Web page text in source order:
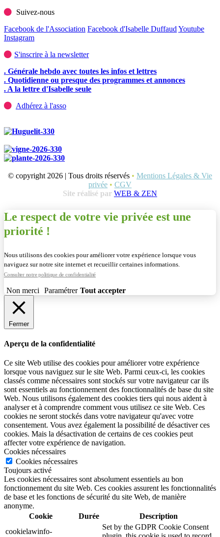
Suivez-nous
Facebook de l'Association Facebook d'Isabelle Duffaud Youtube
Instagram
S'inscrire à la newsletter
. Générale hebdo avec toutes les infos et lettres
. Quotidienne ou presque des programmes et annonces
. A la lettre d'Isabelle seule
Adhérez à l'asso
© copyright 2026 | Tous droits réservés • Mentions Légales & Vie
privée • CGV
Site réalisé par WEB & ZEN
Le respect de votre vie privée est une
priorité !
Nous utilisons des cookies pour améliorer votre expérience lorsque vous
naviguez sur notre site internet et recueillir certaines informations.
Consulter notre politique de confidentialité
Non merci Paramétrer Tout accepter
Fermer
Aperçu de la confidentialité
Ce site Web utilise des cookies pour améliorer votre expérience
lorsque vous naviguez sur le site Web. Parmi ceux-ci, les cookies
classés comme nécessaires sont stockés sur votre navigateur car ils
sont essentiels au fonctionnement des fonctionnalités de base du site
Web. Nous utilisons également des cookies tiers qui nous aident à
analyser et à comprendre comment vous utilisez ce site Web. Ces
cookies ne seront stockés dans votre navigateur qu'avec votre
consentement. Vous avez également la possibilité de désactiver ces
cookies. Mais la désactivation de certains de ces cookies peut
affecter votre expérience de navigation.
Cookies nécessaires
Cookies nécessaires
Toujours activé
Les cookies nécessaires sont absolument essentiels au bon
fonctionnement du site Web. Ces cookies assurent les fonctionnalités
de base et les fonctions de sécurité du site Web, de manière
anonyme.
Cookie
Durée
Description
cookielawinfo-
Set by the GDPR Cookie Consent